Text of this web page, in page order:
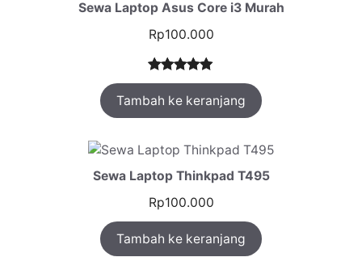
Sewa Laptop Asus Core i3 Murah
Rp100.000
Peringkat
5.00dari 5
berdasarka
1
penilaian
Tambah ke keranjang
Sewa Laptop Thinkpad T495
Rp100.000
Tambah ke keranjang